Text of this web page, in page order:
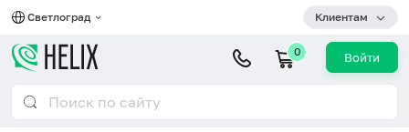
Светлоград Клиентам
0 Войти